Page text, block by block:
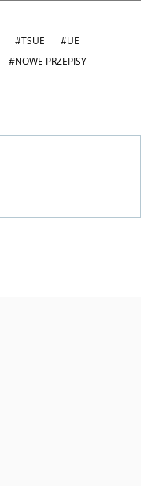
#TSUE
#UE
#NOWE PRZEPISY